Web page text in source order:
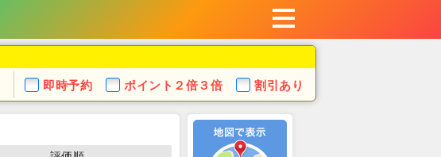
即時予約 ポイント ２倍３倍 割引あり